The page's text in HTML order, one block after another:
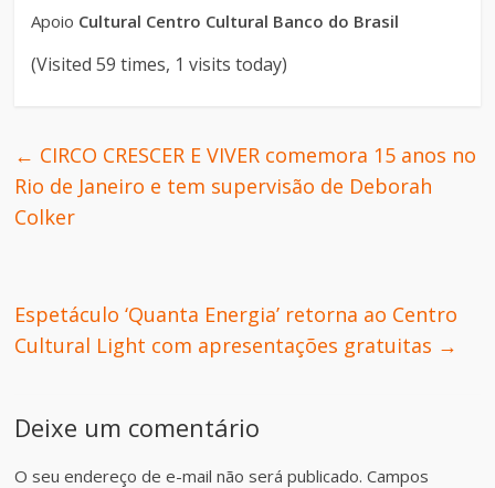
Apoio Cultural Centro Cultural Banco do Brasil
(Visited 59 times, 1 visits today)
← CIRCO CRESCER E VIVER comemora 15 anos no
Rio de Janeiro e tem supervisão de Deborah
Colker
Espetáculo ‘Quanta Energia’ retorna ao Centro
Cultural Light com apresentações gratuitas →
Deixe um comentário
O seu endereço de e-mail não será publicado. Campos